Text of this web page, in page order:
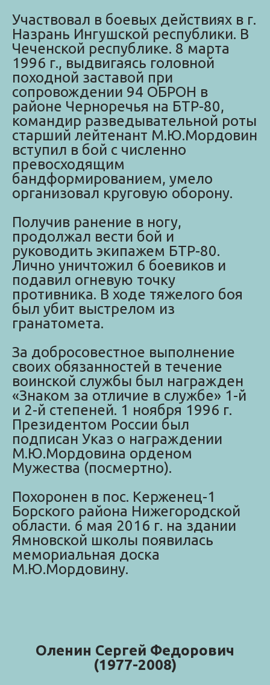
Участвовал в боевых действиях в г.
Назрань Ингушской республики. В
Чеченской республике. 8 марта
1996 г., выдвигаясь головной
походной заставой при
сопровождении 94 ОБРОН в
районе Черноречья на БТР-80,
командир разведывательной роты
старший лейтенант М.Ю.Мордовин
вступил в бой с численно
превосходящим
бандформированием, умело
организовал круговую оборону.
Получив ранение в ногу,
продолжал вести бой и
руководить экипажем БТР-80.
Лично уничтожил 6 боевиков и
подавил огневую точку
противника. В ходе тяжелого боя
был убит выстрелом из
гранатомета.
За добросовестное выполнение
своих обязанностей в течение
воинской службы был награжден
«Знаком за отличие в службе» 1-й
и 2-й степеней. 1 ноября 1996 г.
Президентом России был
подписан Указ о награждении
М.Ю.Мордовина орденом
Мужества (посмертно).
Похоронен в пос. Керженец-1
Борского района Нижегородской
области. 6 мая 2016 г. на здании
Ямновской школы появилась
мемориальная доска
М.Ю.Мордовину.
Оленин Сергей Федорович
(1977-2008)